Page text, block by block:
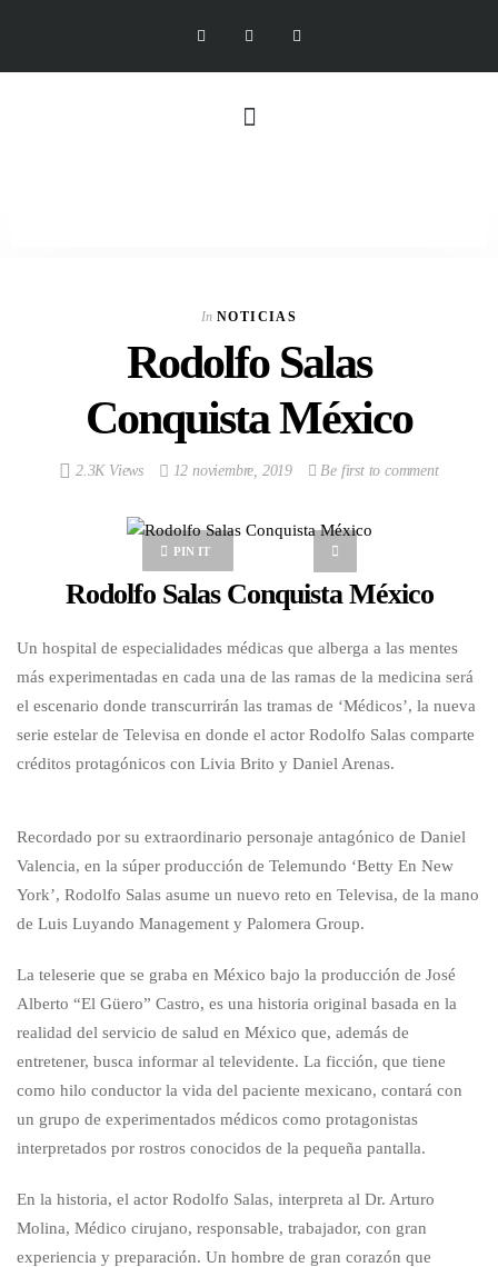
In NOTICIAS
Rodolfo Salas
Conquista México
2.3K Views 12 noviembre, 2019 Be first to comment
PIN IT
Rodolfo Salas Conquista México
Un hospital de especialidades médicas que alberga a las mentes
más experimentadas en cada una de las ramas de la medicina será
el escenario donde transcurrirán las tramas de ‘Médicos’, la nueva
serie estelar de Televisa en donde el actor Rodolfo Salas comparte
créditos protagónicos con Livia Brito y Daniel Arenas.
Recordado por su extraordinario personaje antagónico de Daniel
Valencia, en la súper producción de Telemundo ‘Betty En New
York’, Rodolfo Salas asume un nuevo reto en Televisa, de la mano
de Luis Luyando Management y Palomera Group.
La teleserie que se graba en México bajo la producción de José
Alberto “El Güero” Castro, es una historia original basada en la
realidad del servicio de salud en México que, además de
entretener, busca informar al televidente. La ficción, que tiene
como hilo conductor la vida del paciente mexicano, contará con
un grupo de experimentados médicos como protagonistas
interpretados por rostros conocidos de la pequeña pantalla.
En la historia, el actor Rodolfo Salas, interpreta al Dr. Arturo
Molina, Médico cirujano, responsable, trabajador, con gran
experiencia y preparación. Un hombre de gran corazón que